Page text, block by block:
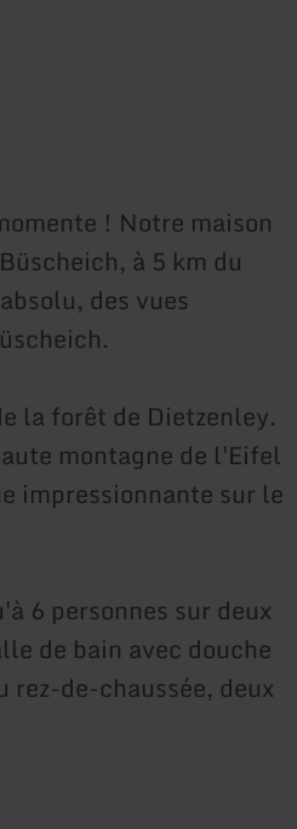
! Notre maison
à 5 km du
des vues
la forêt de Dietzenley.
montagne de l'Eifel
impressionnante sur le
6 personnes sur deux
de bain avec douche
de-chaussée, deux